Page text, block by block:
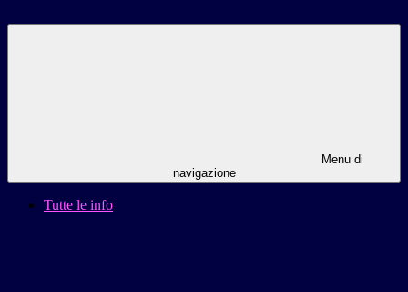
Menu di
navigazione
Tutte le info